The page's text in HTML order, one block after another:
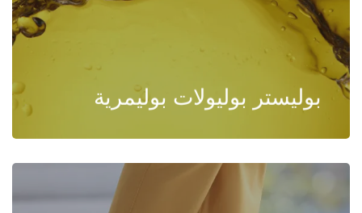
بوليستر بوليولات بوليمرية